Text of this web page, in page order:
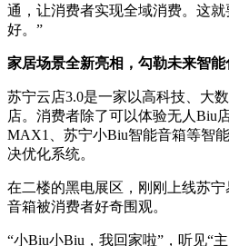
通，让消费者实现全域消费。这
好。”
家居场景全新亮相，勾勒未来智
苏宁云店3.0是一家以高科技、大
店。消费者除了可以体验无人Biu
MAX1、苏宁小Biu智能音箱等智
决优化系统。
在二楼的黑电展区，刚刚上线苏
音箱被消费者好奇围观。
“小Biu小Biu，我回家啦”，听见“